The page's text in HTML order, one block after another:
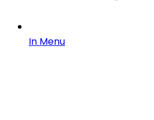
In Menu